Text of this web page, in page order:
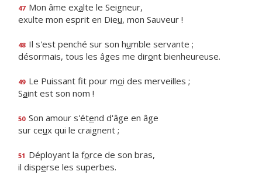
47 Mon âme exalte le Seigneur,
exulte mon esprit en Dieu, mon Sauveur !
48 Il s'est penché sur son humble servante ;
désormais, tous les âges me diront bienheureuse.
49 Le Puissant fit pour moi des merveilles ;
Saint est son nom !
50 Son amour s'étend d'âge en âge
sur ceux qui le craignent ;
51 Déployant la force de son bras,
il disperse les superbes.